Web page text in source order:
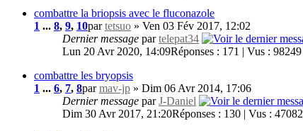
combattre la briopsis avec le fluconazole
1 ... 8, 9, 10partetsuo » Ven 03 Fév 2017, 12:02
Dernier message partelepat34
Lun 20 Avr 2020, 14:09Réponses : 171 | Vus : 98249
combattre les bryopsis
1 ... 6, 7, 8parmav-jp » Dim 06 Avr 2014, 17:06
Dernier message parJ-Daniel
Dim 30 Avr 2017, 21:20Réponses : 130 | Vus : 47082